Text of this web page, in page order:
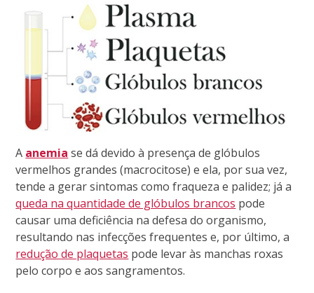
A anemia se dá devido à presença de glóbulos
vermelhos grandes (macrocitose) e ela, por sua vez,
tende a gerar sintomas como fraqueza e palidez; já a
queda na quantidade de glóbulos brancos pode
causar uma deficiência na defesa do organismo,
resultando nas infecções frequentes e, por último, a
redução de plaquetas pode levar às manchas roxas
pelo corpo e aos sangramentos.